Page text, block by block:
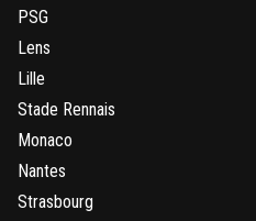
PSG
Lens
Lille
Stade Rennais
Monaco
Nantes
Strasbourg